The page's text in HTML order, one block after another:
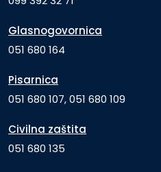
Glasnogovornica
051 680 164
Pisarnica
051 680 107, 051 680 109
Civilna zaštita
051 680 135